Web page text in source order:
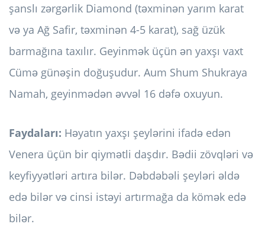
şanslı zərgərlik Diamond (təxminən yarım karat
və ya Ağ Safir, təxminən 4-5 karat), sağ üzük
barmağına taxılır. Geyinmək üçün ən yaxşı vaxt
Cümə günəşin doğuşudur. Aum Shum Shukraya
Namah, geyinmədən əvvəl 16 dəfə oxuyun.
Faydaları: Həyatın yaxşı şeylərini ifadə edən
Venera üçün bir qiymətli daşdır. Bədii zövqləri və
keyfiyyətləri artıra bilər. Dəbdəbəli şeyləri əldə
edə bilər və cinsi istəyi artırmağa da kömək edə
bilər.